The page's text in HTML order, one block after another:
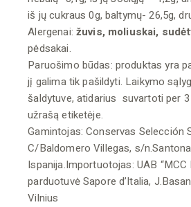
iš jų cukraus 0g, baltymų- 26,5g,
Alergenai: žuvis, moliuskai,
pėdsakai.
Paruošimo būdas: produktas yra
jį galima tik pašildyti. Laikymo
šaldytuve, atidarius suvartoti per 3
užrašą etiketėje.
Gamintojas: Conservas Selección
C/Baldomero Villegas, s/
Ispanija.Importuotojas: UAB “MCC
parduotuvė Sapore d’Italia,
Vilnius